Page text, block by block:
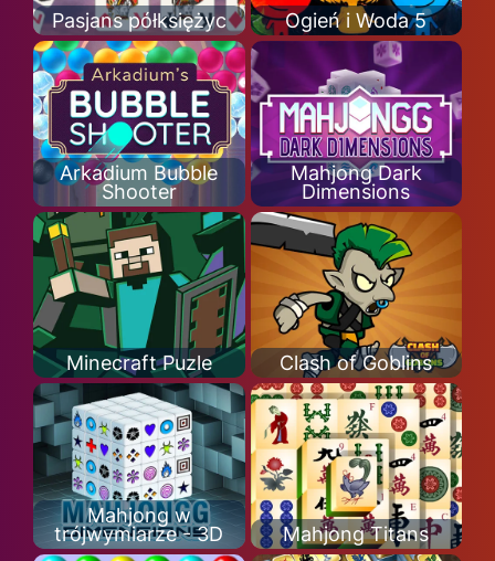
Pasjans półksiężyc Ogień i Woda 5
Arkadium Bubble
Shooter
Mahjong Dark
Dimensions
Minecraft Puzle Clash of Goblins
Mahjong w
trójwymiarze - 3D
Mahjong Titans